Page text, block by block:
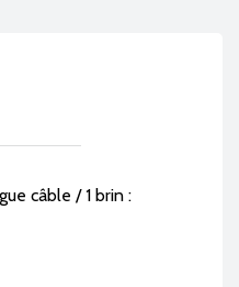
câble / 1 brin :